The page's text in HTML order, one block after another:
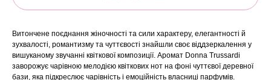
Витончене поєднання жіночності та сили характеру, елегантності й
зухвалості, романтизму та чуттєвості знайшли своє віддзеркалення у
вишуканому звучанні квіткової композиції. Аромат Donna Trussardi
заворожує чарівною мелодією квіткових нот на фоні чуттєвої деревної
бази, яка підкреслює чарівність і емоційність власниці парфумів.